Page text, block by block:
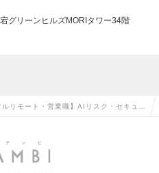
グリーンヒルズMORIタワー34階
ルリモート・営業職】AIリスク・セキュリ
の求人情報